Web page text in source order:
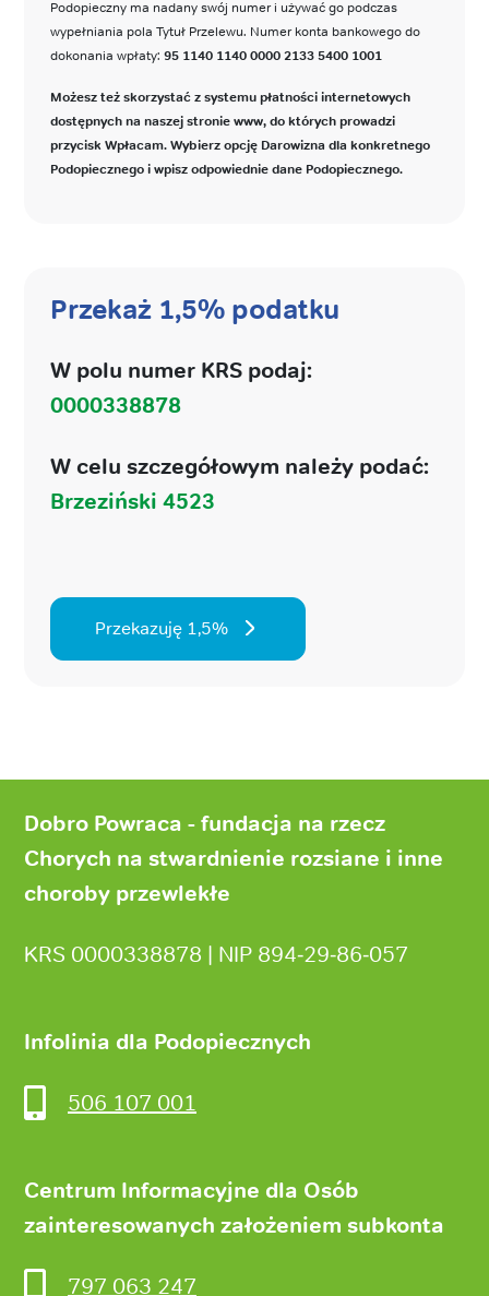
Podopieczny ma nadany swój numer i używać go podczas
wypełniania pola Tytuł Przelewu. Numer konta bankowego do
dokonania wpłaty: 95 1140 1140 0000 2133 5400 1001
Możesz też skorzystać z systemu płatności internetowych
dostępnych na naszej stronie www, do których prowadzi
przycisk Wpłacam. Wybierz opcję Darowizna dla konkretnego
Podopiecznego i wpisz odpowiednie dane Podopiecznego.
Przekaż 1,5% podatku
W polu numer KRS podaj:
0000338878
W celu szczegółowym należy podać:
Brzeziński 4523
Przekazuję 1,5%
stronyDobro Powraca - fundacja na rzecz
Chorych na stwardnienie rozsiane i inne
choroby przewlekłe
KRS 0000338878 | NIP 894‑29‑86‑057
Infolinia dla Podopiecznych
506 107 001
Centrum Informacyjne dla Osób
zainteresowanych założeniem subkonta
797 063 247